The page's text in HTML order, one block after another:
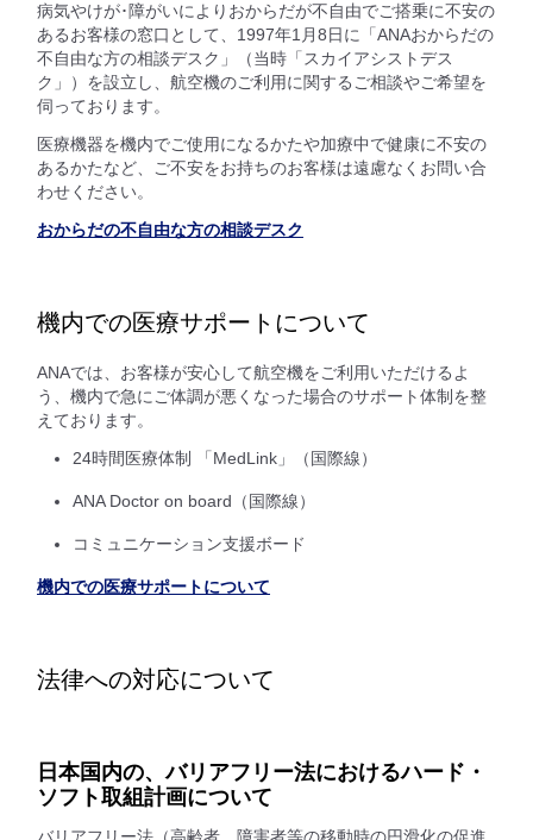
病気やけが･障がいによりおからだが不自由でご搭乗に不安の
あるお客様の窓口として、1997年1月8日に「ANAおからだの
不自由な方の相談デスク」（当時「スカイアシストデス
ク」）を設立し、航空機のご利用に関するご相談やご希望を
伺っております。
医療機器を機内でご使用になるかたや加療中で健康に不安の
あるかたなど、ご不安をお持ちのお客様は遠慮なくお問い合
わせください。
おからだの不自由な方の相談デスク
機内での医療サポートについて
ANAでは、お客様が安心して航空機をご利用いただけるよ
う、機内で急にご体調が悪くなった場合のサポート体制を整
えております。
24時間医療体制 「MedLink」（国際線）
ANA Doctor on board（国際線）
コミュニケーション支援ボード
機内での医療サポートについて
法律への対応について
日本国内の、バリアフリー法におけるハード・
ソフト取組計画について